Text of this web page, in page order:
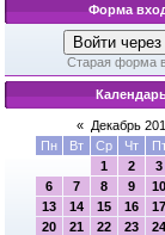
Форма
Войти
Старая форма
« Декабрь
Пн
Вт Ср Чт
1
2 3
6
7 8 9 10
13
14 15 16 17
20
21 22 23 24